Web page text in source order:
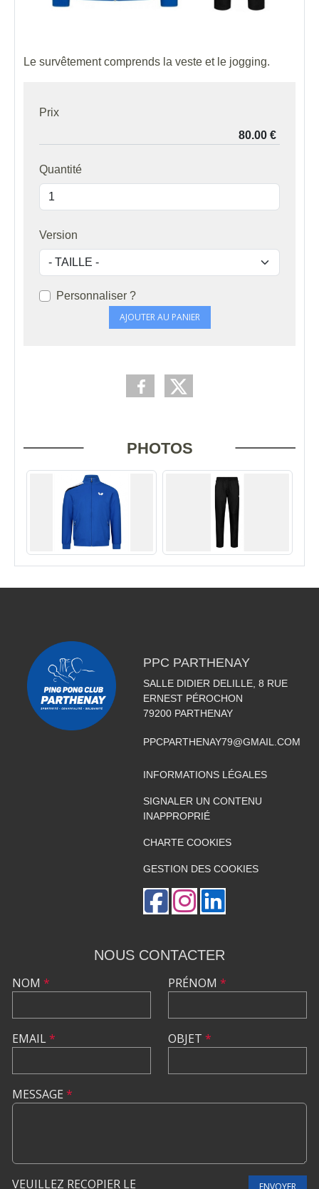
Le survêtement comprends la veste et le jogging.
Prix
Quantité
Version
Personnaliser ?
AJOUTER AU PANIER
PHOTOS
PPC PARTHENAY
SALLE DIDIER DELILLE, 8 RUE
ERNEST PÉROCHON
79200 PARTHENAY
PPCPARTHENAY79@GMAIL.COM
INFORMATIONS LÉGALES
SIGNALER UN CONTENU
INAPPROPRIÉ
CHARTE COOKIES
GESTION DES COOKIES
NOUS CONTACTER
NOM *
EMAIL*
PRÉNOM *
OBJET *
MESSAGE *
VEUILLEZ RECOPIER LE